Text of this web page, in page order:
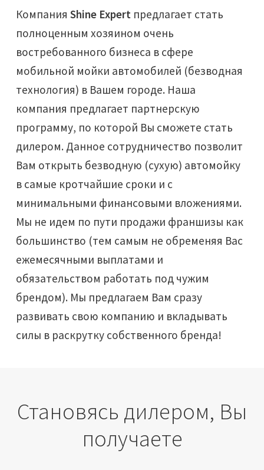
Сотрудничество
Блог
Вакансии
Адреса обслуживания
Контакты
КомпанияShine Expert предлагает стать
полноценным хозяином очень
востребованного бизнеса в сфере
мобильной мойки автомобилей (безводная
технология) в Вашем городе. Наша
компания предлагает партнерскую
программу, по которой Вы сможете стать
дилером. Данное сотрудничество позволит
Вам открыть безводную (сухую) автомойку
в самые кротчайшие сроки и с
минимальными финансовыми вложениями.
Мы не идем по пути продажи франшизы как
большинство (тем самым не обременяя Вас
ежемесячными выплатами и
обязательством работать под чужим
брендом). Мы предлагаем Вам сразу
развивать свою компанию и вкладывать
силы в раскрутку собственного бренда!
Становясь дилером, Вы
получаете